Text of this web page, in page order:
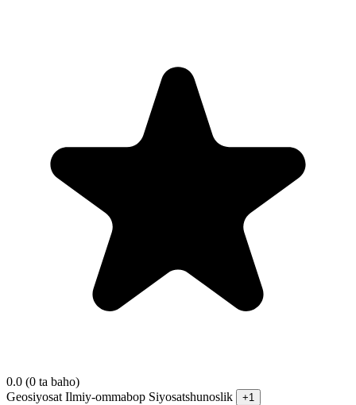
0.0 (0 ta baho)
Geosiyosat Ilmiy-ommabop Siyosatshunoslik +1